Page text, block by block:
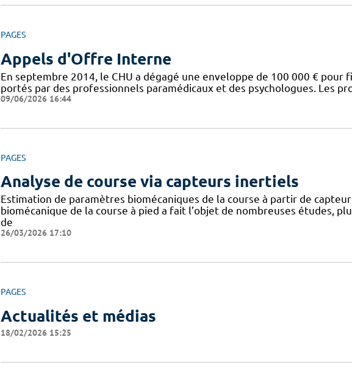
PAGES
Appels d'Offre Interne
En septembre 2014, le CHU a dégagé une enveloppe de 100 000 € pour
portés par des professionnels paramédicaux et des psychologues. Les
09/06/2026 16:44
PAGES
Analyse de course via capteurs inertiels
Estimation de paramètres biomécaniques de la course à partir de
biomécanique de la course à pied a fait l’objet de nombreuses études,
de
26/03/2026 17:10
PAGES
Actualités et médias
18/02/2026 15:25